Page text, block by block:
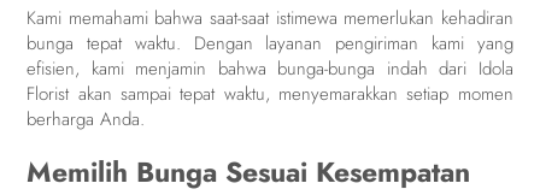
Kami memahami bahwa saat-saat istimewa memerlukan kehadiran
bunga tepat waktu. Dengan layanan pengiriman kami yang
efisien, kami menjamin bahwa bunga-bunga indah dari Idola
Florist akan sampai tepat waktu, menyemarakkan setiap momen
berharga Anda.
Memilih Bunga Sesuai Kesempatan